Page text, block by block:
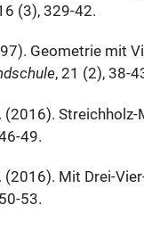
(3), 329-42.
Geometrie mit
, 21 (2), 38-
(2016).
49.
(2016). Mit Drei-
53.